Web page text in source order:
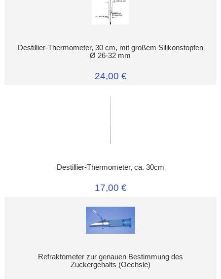
Destillier-Thermometer, 30 cm, mit großem Silikonstopfen
Ø 26-32 mm
24,00 €
Destillier-Thermometer, ca. 30cm
17,00 €
Refraktometer zur genauen Bestimmung des
Zuckergehalts (Oechsle)